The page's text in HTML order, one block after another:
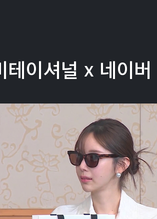
테이셔널 x 네이